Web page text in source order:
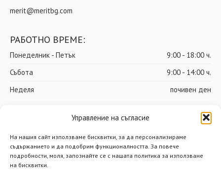
Управление на съгласие
На нашия сайт използваме бисквитки, за да персонализираме
съдържанието и да подобрим функционалността. За повече
подробности, моля, запознайте се с нашата политика за използване
на бисквитки.
merit@meritbg.com
РАБОТНО ВРЕМЕ:
Понеделник - Петък
9:00 - 18:00 ч.
Събота
9:00 - 14:00 ч.
Неделя
почивен ден
Доставки Общи условия